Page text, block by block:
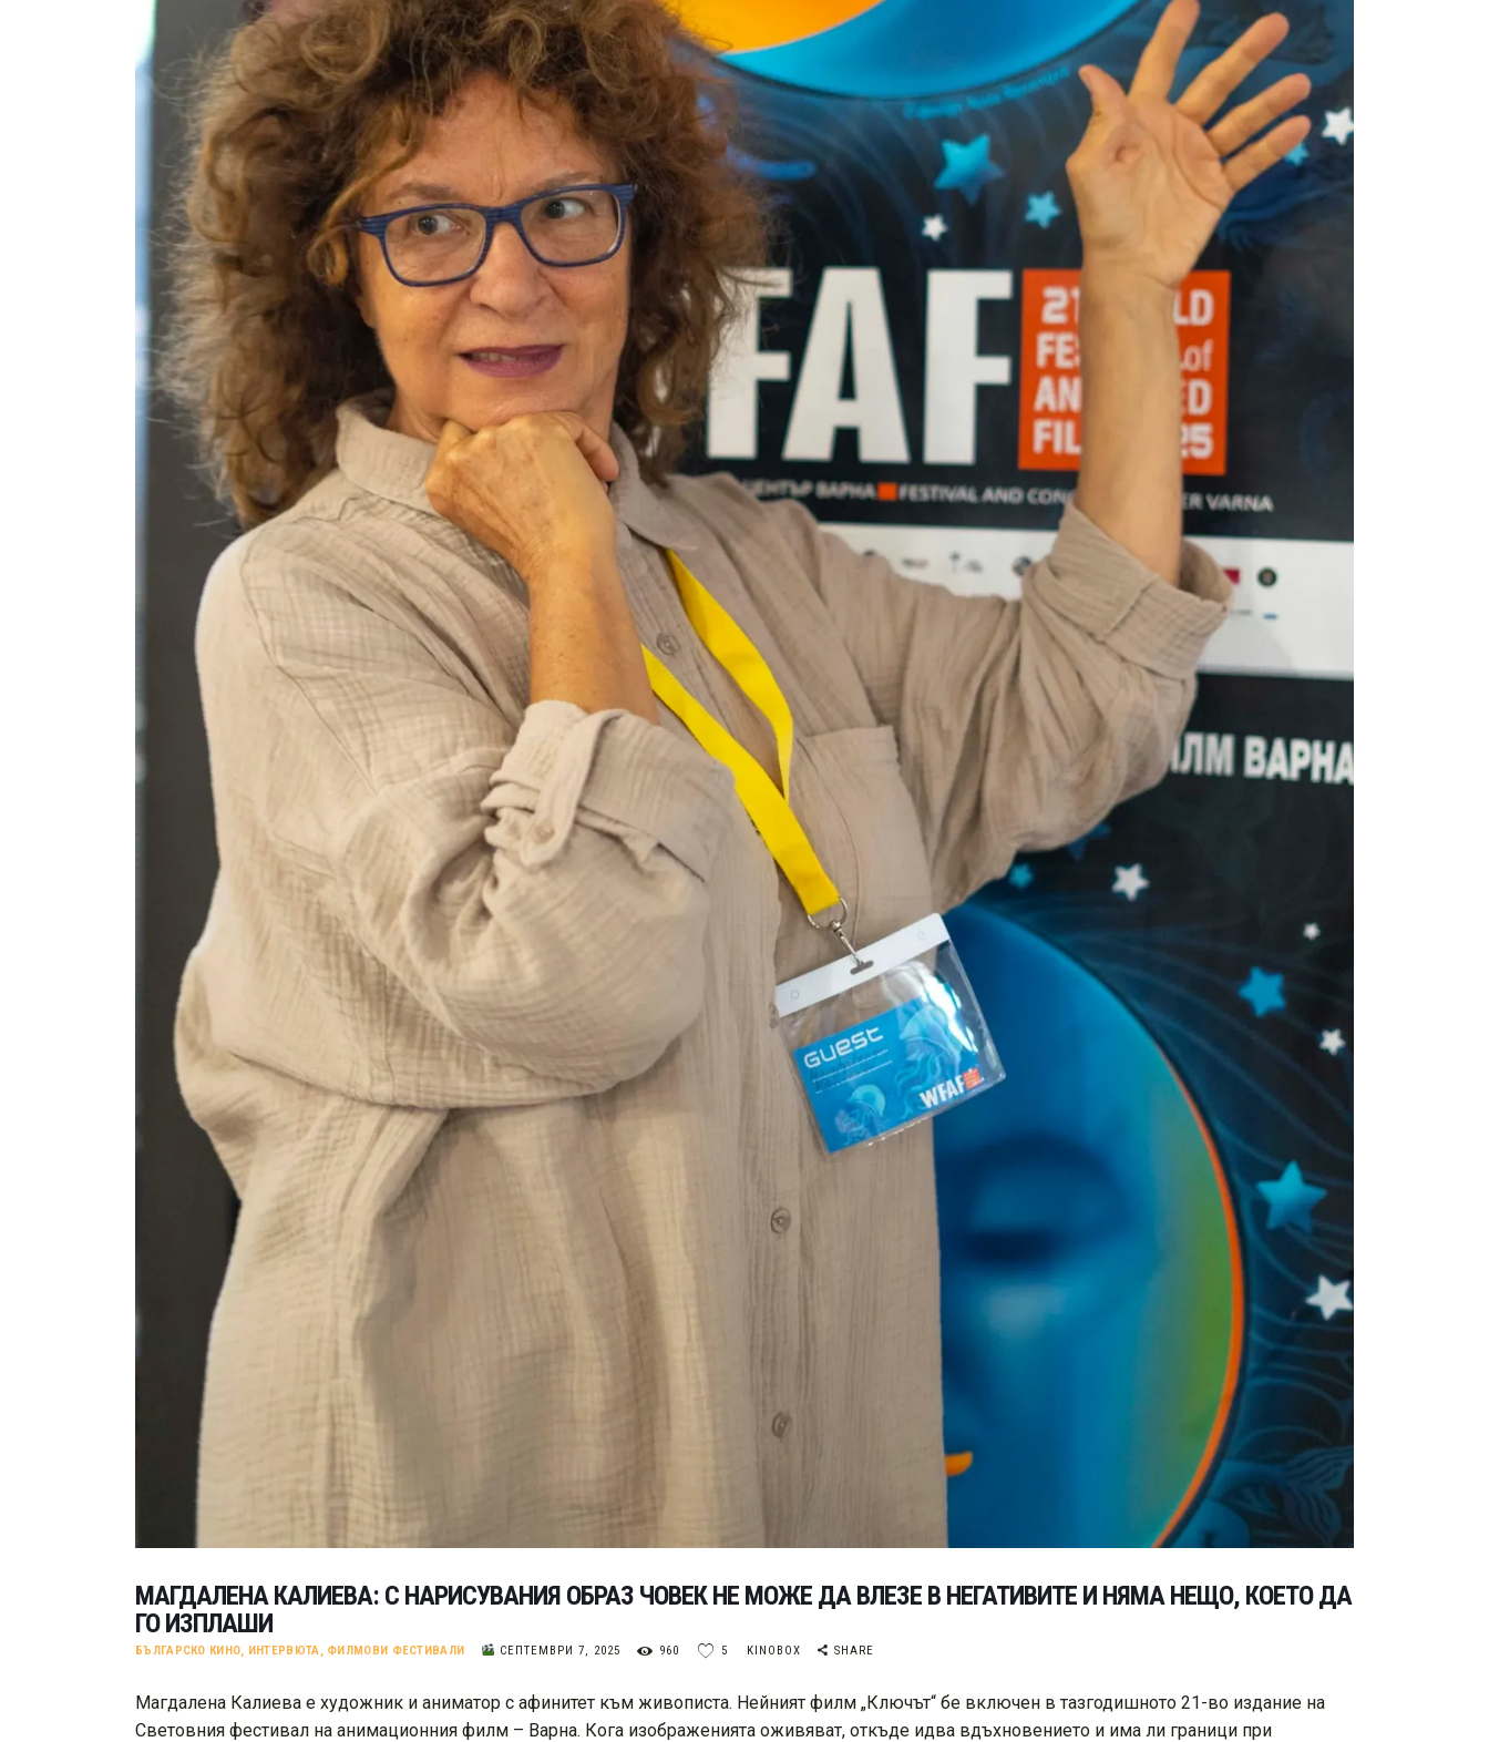
МАГДАЛЕНА КАЛИЕВА: С НАРИСУВАНИЯ ОБРАЗ ЧОВЕК НЕ МОЖЕ ДА ВЛЕЗЕ В НЕГАТИВИТЕ И НЯМА НЕЩО, КОЕТО ДА
ГО ИЗПЛАШИ
БЪЛГАРСКО КИНО, ИНТЕРВЮТА, ФИЛМОВИ ФЕСТИВАЛИ СЕПТЕМВРИ 7, 2025 960 5 KINOBOX SHARE
Магдалена Калиева е художник и аниматор с афинитет към живописта. Нейният филм „Ключът“ бе включен в тазгодишното 21-во издание на
Световния фестивал на анимационния филм – Варна. Кога изображенията оживяват, откъде идва вдъхновението и има ли граници при